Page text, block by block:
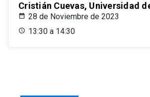
Cristián Cuevas, Universidad
28 de Noviembre de 2023
13:30 a 14:30